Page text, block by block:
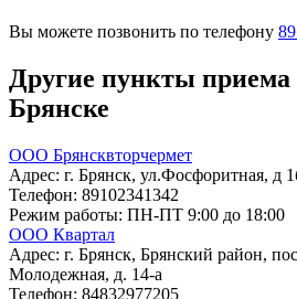
Вы можете позвонить по телефону
Другие пункты
Брянске
ООО Брянсквторчермет
Адрес: г. Брянск, ул.Фосфоритная, д
Телефон: 89102341342
Режим работы: ПН-ПТ 9:00 до 18:00
ООО Квартал
Адрес: г. Брянск, Брянский район,
Молодежная, д. 14-а
Телефон: 84832977205